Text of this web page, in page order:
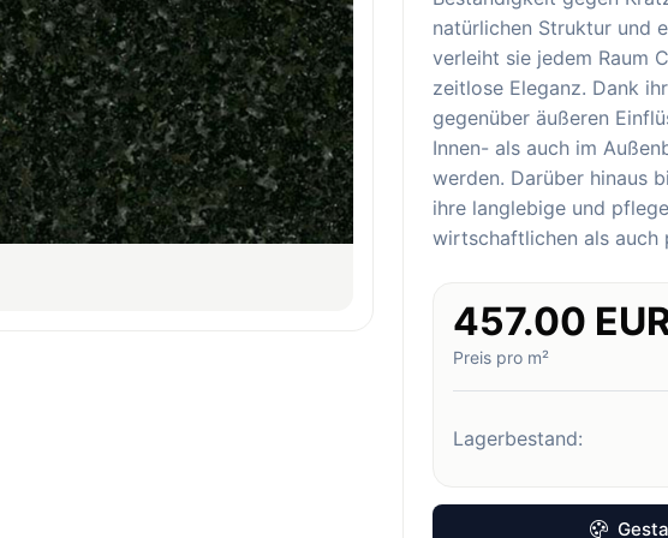
natürlichen Struktur und
verleiht sie jedem Raum
zeitlose Eleganz. Dank
gegenüber äußeren
Innen- als auch im
werden. Darüber hinaus
ihre langlebige und
wirtschaftlichen als auch
457.00
Preis pro m²
Lagerbestand: